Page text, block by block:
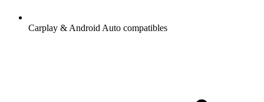
Carplay & Android Auto compatibles